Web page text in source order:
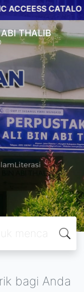
CATALOG
THALIB
bagi Anda